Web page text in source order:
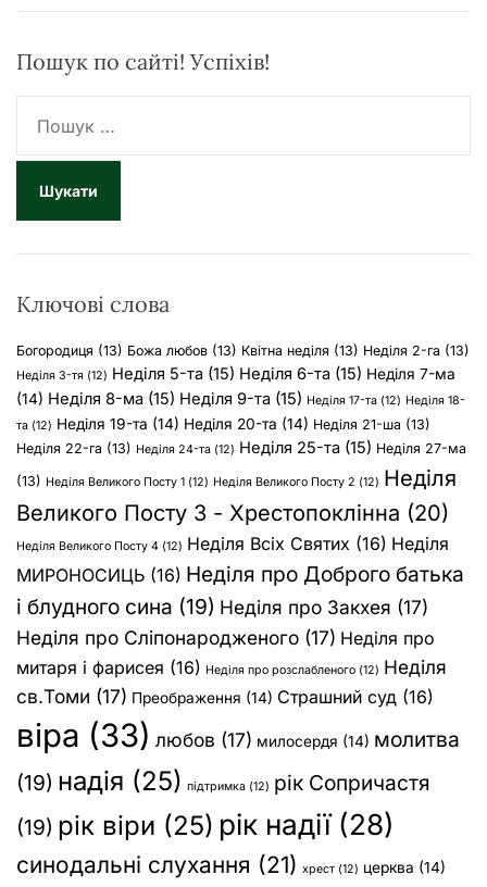
Пошук по сайті! Успіхів!
ш
к
Ключові слова
Богородиця (13) Божа любов (13) Квітна неділя (13) Неділя 2-га (13)
Неділя 3-тя (12) Неділя 5-та (15) Неділя 6-та (15) Неділя 7-ма
(14) Неділя 8-ма (15) Неділя 9-та (15) Неділя 17-та (12) Неділя 18-
та (12) Неділя 19-та (14) Неділя 20-та (14) Неділя 21-ша (13)
Неділя 22-га (13) Неділя 24-та (12) Неділя 25-та (15) Неділя 27-ма
(13) Неділя Великого Посту 1 (12) Неділя Великого Посту 2 (12) Неділя
Великого Посту 3 - Хрестопоклінна (20)
Неділя Великого Посту 4 (12) Неділя Всіх Святих (16) Неділя
МИРОНОСИЦЬ (16) Неділя про Доброго батька
і блудного сина (19) Неділя про Закхея (17)
Неділя про Сліпонародженого (17) Неділя про
митаря і фарисея (16) Неділя про розслабленого (12) Неділя
св.Томи (17) Преображення (14) Страшний суд (16)
віра (33) любов (17) милосердя (14) молитва
(19) надія (25) підтримка (12) рік Сопричастя
(19) рік віри (25) рік надії(28)
синодальні слухання (21) хрест (12) церква (14)